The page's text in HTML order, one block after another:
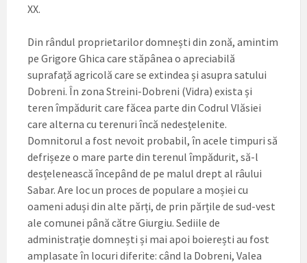
XX.
Din rândul proprietarilor domnești din zonă, amintim
pe Grigore Ghica care stăpânea o apreciabilă
suprafață agricolă care se extindea și asupra satului
Dobreni. În zona Streini-Dobreni (Vidra) exista și
teren împădurit care făcea parte din Codrul Vlăsiei
care alterna cu terenuri încă nedesțelenite.
Domnitorul a fost nevoit probabil, în acele timpuri să
defrișeze o mare parte din terenul împădurit, să-l
desțelenească începând de pe malul drept al râului
Sabar. Are loc un proces de populare a moșiei cu
oameni aduși din alte părți, de prin părțile de sud-vest
ale comunei până către Giurgiu. Sediile de
administrație domnești și mai apoi boierești au fost
amplasate în locuri diferite: când la Dobreni, Valea